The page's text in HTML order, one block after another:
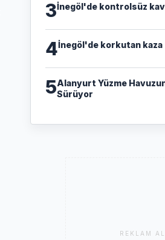
3İnegöl'de kontrolsüz
4İnegöl'de korkutan kaza
5Alanyurt Yüzme
Sürüyor
REKLAM